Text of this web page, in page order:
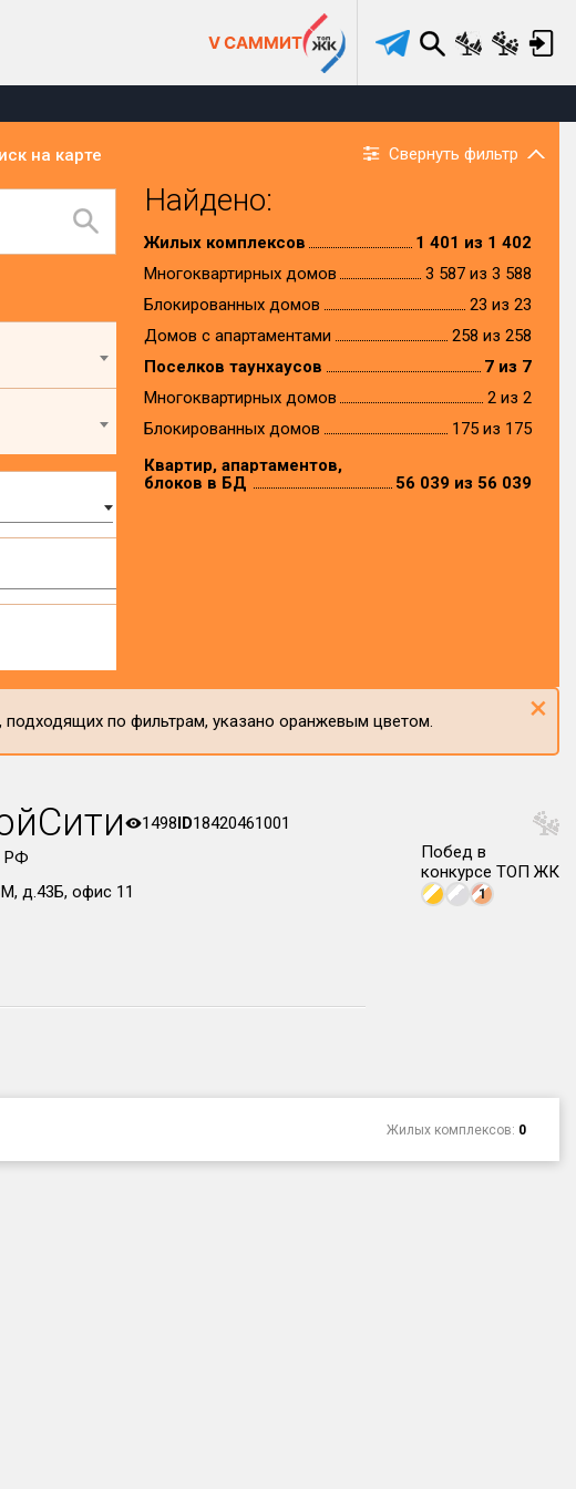
V САММИТ
на карте Свернуть фильтр
Найдено:
Жилых комплексов
1 401 из 1 402
Многоквартирных домов
3 587 из 3 588
Блокированных домов
23 из 23
Домов с апартаментами
258 из 258
Поселков таунхаусов
7 из 7
Многоквартирных домов
2 из 2
Блокированных домов
175 из 175
Квартир, апартаментов,
блоков в БД
56 039 из 56 039
подходящих по фильтрам, указано оранжевым цветом. ×
1498ID18420461001
РФ
д.43Б, офис 11
Побед в
конкурсе ТОП ЖК
1
Жилых комплексов: 0